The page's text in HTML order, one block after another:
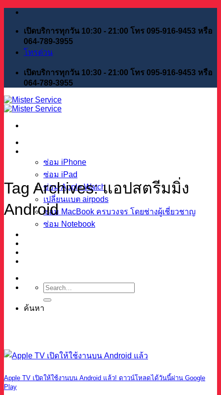
Skip
contentเปิดบริการทุกวัน 10:30 - 21:00 โทร 095-916-9453 หรือ
064-789-3955
โทรด่วน
เปิดบริการทุกวัน 10:30 - 21:00 โทร 095-916-9453 หรือ
064-789-3955
ซ่อม iPhone
ซ่อม iPad
ซ่อม Apple Watch
เปลี่ยนแบต airpods
ซ่อม MacBook ครบวงจร โดยช่างผู้เชี่ยวชาญ
ซ่อม Notebook
ค้นหา
Tag Archives:แอปสตรีมมิ่ง
Android
Apple TV เปิดให้ใช้งานบน Android แล้ว! ดาวน์โหลดได้วันนี้ผ่าน Google
Play